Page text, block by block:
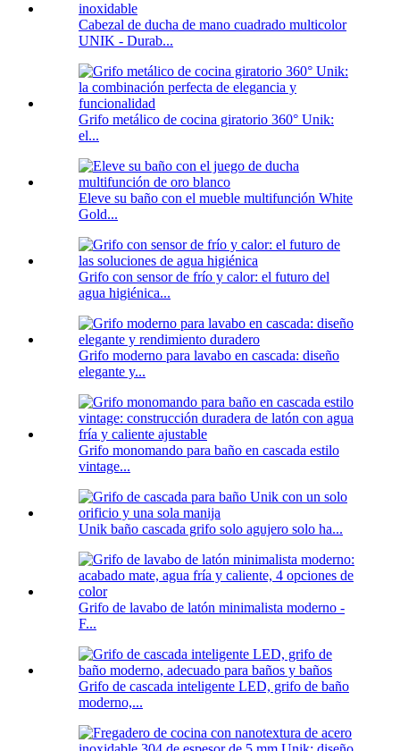
Cabezal de ducha de mano cuadrado multicolor
UNIK - Durab...
Grifo metálico de cocina giratorio 360° Unik:
el...
Eleve su baño con el mueble multifunción White
Gold...
Grifo con sensor de frío y calor: el futuro del
agua higiénica...
Grifo moderno para lavabo en cascada: diseño
elegante y...
Grifo monomando para baño en cascada estilo
vintage...
Unik baño cascada grifo solo agujero solo ha...
Grifo de lavabo de latón minimalista moderno -
F...
Grifo de cascada inteligente LED, grifo de baño
moderno,...